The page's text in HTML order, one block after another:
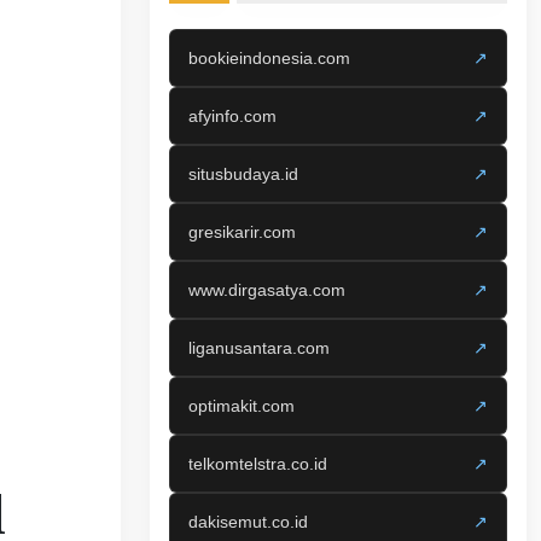
bookieindonesia.com ↗
afyinfo.com ↗
situsbudaya.id ↗
gresikarir.com ↗
www.dirgasatya.com ↗
liganusantara.com ↗
optimakit.com ↗
telkomtelstra.co.id ↗
dakisemut.co.id ↗